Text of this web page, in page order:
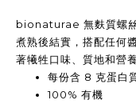
bionaturae 無麩質螺𢇁
煮熟後結實，搭配任何
著犧牲口味、質地和營養
每份含 8 克蛋白
100% 有機